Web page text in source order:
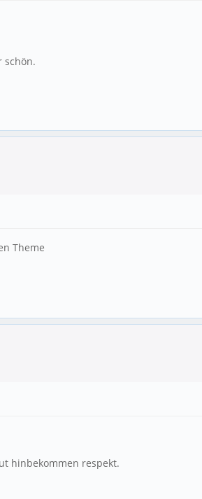
schön.
Theme
hinbekommen respekt.